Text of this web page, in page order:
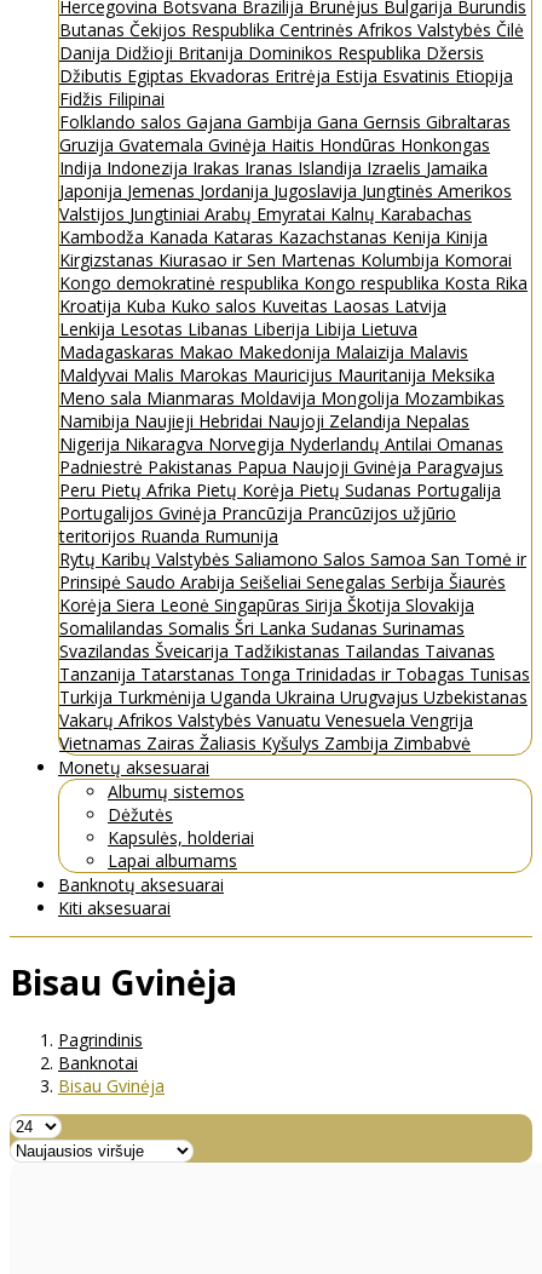
Hercegovina Botsvana Brazilija Brunėjus Bulgarija Burundis
Butanas Čekijos Respublika Centrinės Afrikos Valstybės Čilė
Danija Didžioji Britanija Dominikos Respublika Džersis
Džibutis Egiptas Ekvadoras Eritrėja Estija Esvatinis Etiopija
Fidžis Filipinai
Folklando salos Gajana Gambija Gana Gernsis Gibraltaras
Gruzija Gvatemala Gvinėja Haitis Hondūras Honkongas
Indija Indonezija Irakas Iranas Islandija Izraelis Jamaika
Japonija Jemenas Jordanija Jugoslavija Jungtinės Amerikos
Valstijos Jungtiniai Arabų Emyratai Kalnų Karabachas
Kambodža Kanada Kataras Kazachstanas Kenija Kinija
Kirgizstanas Kiurasao ir Sen Martenas Kolumbija Komorai
Kongo demokratinė respublika Kongo respublika Kosta Rika
Kroatija Kuba Kuko salos Kuveitas Laosas Latvija
Lenkija Lesotas Libanas Liberija Libija Lietuva
Madagaskaras Makao Makedonija Malaizija Malavis
Maldyvai Malis Marokas Mauricijus Mauritanija Meksika
Meno sala Mianmaras Moldavija Mongolija Mozambikas
Namibija Naujieji Hebridai Naujoji Zelandija Nepalas
Nigerija Nikaragva Norvegija Nyderlandų Antilai Omanas
Padniestrė Pakistanas Papua Naujoji Gvinėja Paragvajus
Peru Pietų Afrika Pietų Korėja Pietų Sudanas Portugalija
Portugalijos Gvinėja Prancūzija Prancūzijos užjūrio
teritorijos Ruanda Rumunija
Rytų Karibų Valstybės Saliamono Salos Samoa San Tomė ir
Prinsipė Saudo Arabija Seišeliai Senegalas Serbija Šiaurės
Korėja Siera Leonė Singapūras Sirija Škotija Slovakija
Somalilandas Somalis Šri Lanka Sudanas Surinamas
Svazilandas Šveicarija Tadžikistanas Tailandas Taivanas
Tanzanija Tatarstanas Tonga Trinidadas ir Tobagas Tunisas
Turkija Turkmėnija Uganda Ukraina Urugvajus Uzbekistanas
Vakarų Afrikos Valstybės Vanuatu Venesuela Vengrija
Vietnamas Zairas Žaliasis Kyšulys Zambija Zimbabvė
Monetų aksesuarai
Albumų sistemos
Dėžutės
Kapsulės, holderiai
Lapai albumams
Banknotų aksesuarai
Kiti aksesuarai
Bisau Gvinėja
Pagrindinis
Banknotai
Bisau Gvinėja